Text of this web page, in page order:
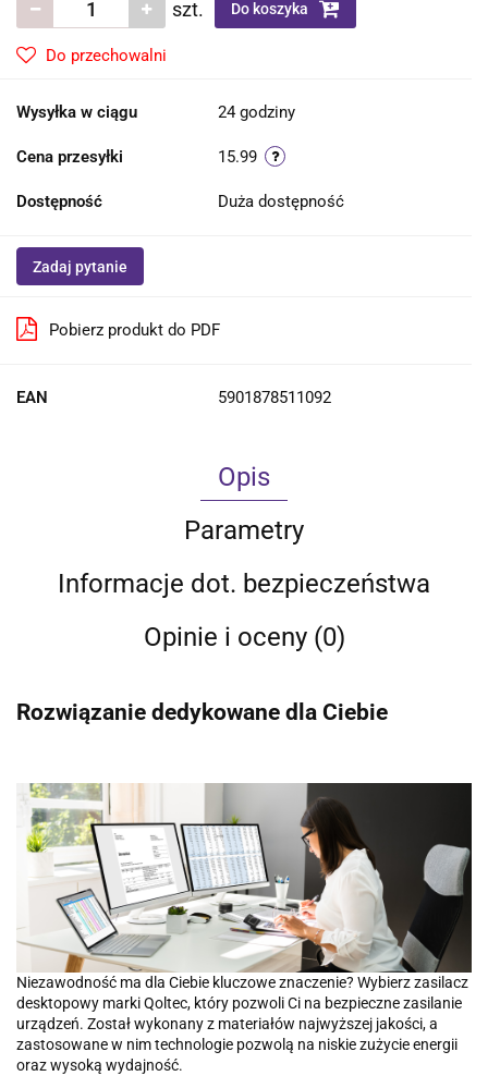
szt. Do koszyka
Do przechowalni
Wysyłka w ciągu 24 godziny
Cena przesyłki 15.99
Dostępność Duża dostępność
Zadaj pytanie
Pobierz produkt do PDF
EAN 5901878511092
Opis
Parametry
Informacje dot. bezpieczeństwa
Opinie i oceny (0)
Rozwiązanie dedykowane dla Ciebie
Niezawodność ma dla Ciebie kluczowe znaczenie? Wybierz zasilacz
desktopowy marki Qoltec, który pozwoli Ci na bezpieczne zasilanie
urządzeń. Został wykonany z materiałów najwyższej jakości, a
zastosowane w nim technologie pozwolą na niskie zużycie energii
oraz wysoką wydajność.